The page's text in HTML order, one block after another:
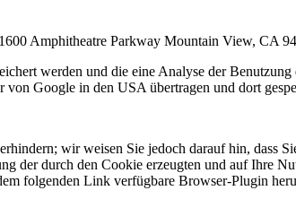
Amphitheatre Parkway Mountain View, CA
werden und die eine Analyse der
Google in den USA übertragen und dort
wir weisen Sie jedoch darauf hin, dass
der durch den Cookie erzeugten und auf Ihre
folgenden Link verfügbare Browser-Plugin